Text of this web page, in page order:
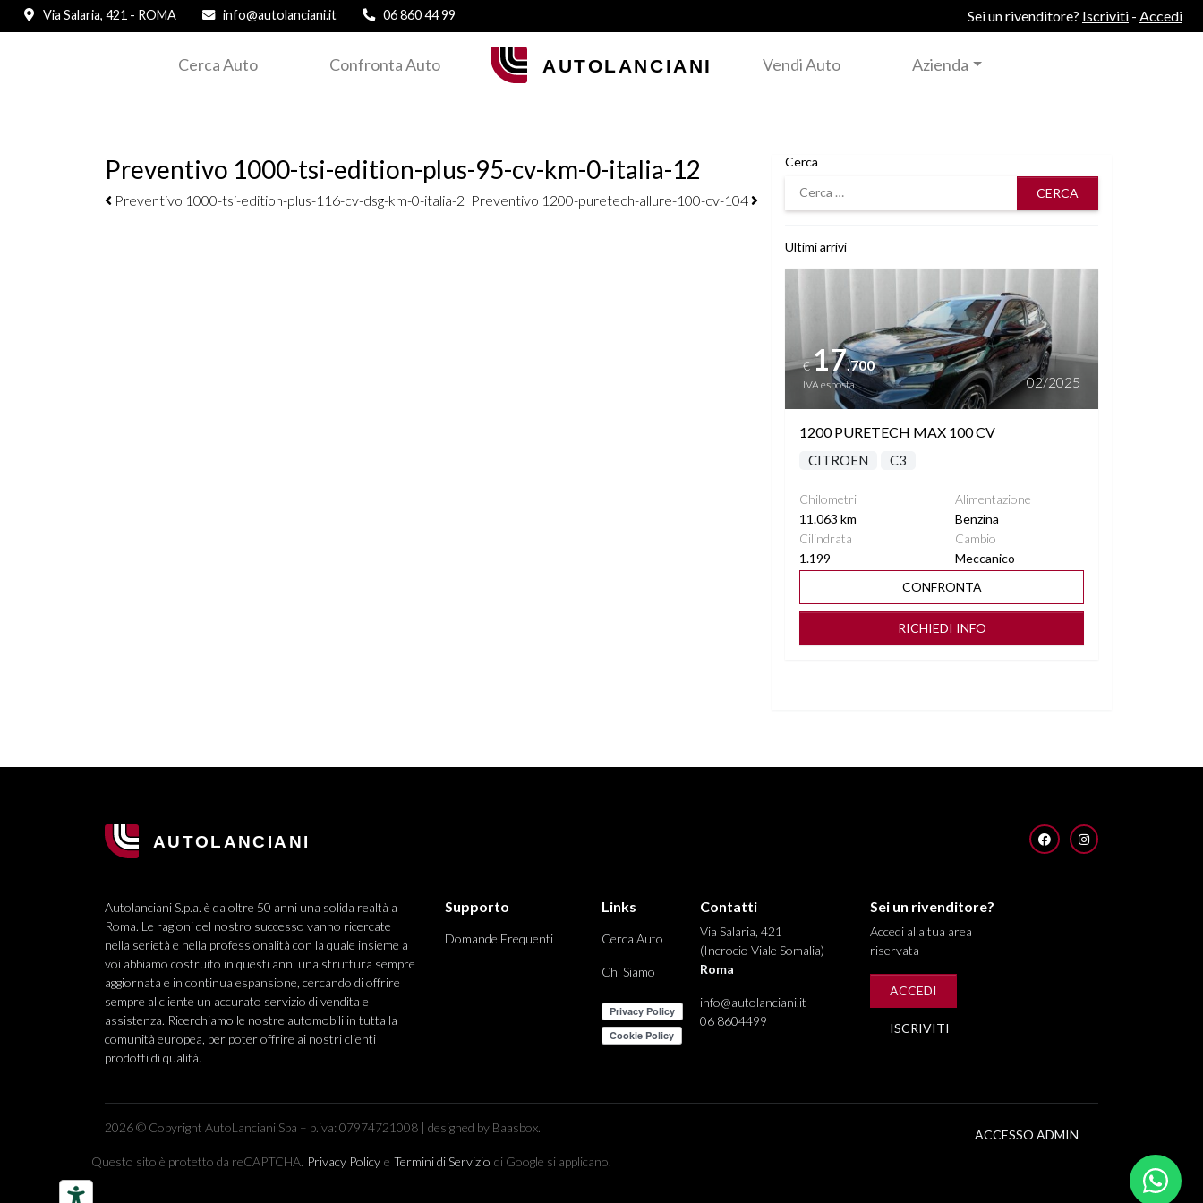
Via Salaria, 421 - ROMA info@autolanciani.it 06 860 44 99 Sei un rivenditore? Iscriviti - Accedi
Cerca Auto Confronta Auto Vendi Auto Azienda
Preventivo 1000-tsi-edition-plus-95-cv-km-0-italia-12
Navigazione elementi
Preventivo 1000-tsi-edition-plus-116-cv-dsg-km-0-italia-2 Preventivo 1200-puretech-allure-100-cv-104
Cerca
Cerca
Ultimi arrivi
Vedi dettagli
€17.700
IVA esposta 02/2025
1200 PURETECH MAX 100 CV
CITROEN C3
Chilometri
11.063 km
Alimentazione
Benzina
Cilindrata
1.199
Cambio
Meccanico
CONFRONTA
RICHIEDI INFO
FACEBOOKINSTAGRAM
Autolanciani S.p.a. è da oltre 50 anni una solida realtà a
Roma. Le ragioni del nostro successo vanno ricercate
nella serietà e nella professionalità con la quale insieme a
voi abbiamo costruito in questi anni una struttura sempre
aggiornata e in continua espansione, cercando di offrire
sempre al cliente un accurato servizio di vendita e
assistenza. Ricerchiamo le nostre automobili in tutta la
comunità europea, per poter offrire ai nostri clienti
prodotti di qualità.
Supporto
Domande Frequenti
Links
Cerca Auto
Chi Siamo
Contatti
Via Salaria, 421
(Incrocio Viale Somalia)
Roma
info@autolanciani.it
06 8604499
Sei un rivenditore?
Accedi alla tua area
riservata
ACCEDI
ISCRIVITI
2026 © Copyright AutoLanciani Spa – p.iva: 07974721008 | designed by Baasbox.
ACCESSO ADMIN
Questo sito è protetto da reCAPTCHA. Privacy Policy e Termini di Servizio di Google si applicano.